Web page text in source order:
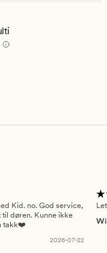
kr
Kid. no. God service,
til døren. Kunne ikke
takk❤️
2026-07-22